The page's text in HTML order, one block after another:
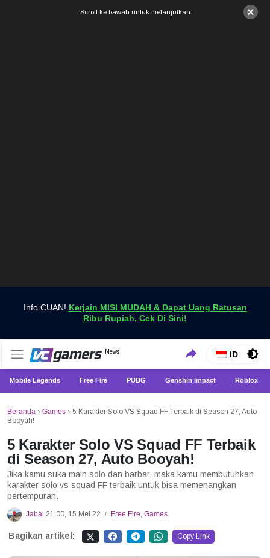
×
Scroll ke bawah untuk melanjutkan
Info CUAN! Kerjain MISI MUDAH & Dapat Uang Ratusan
Ribu Rupiah, Cek Di Sini!
VCGamers News
News
Dapatkan Berita Games Terbaru Hanya di VCGamers
ID
Mobile Legends Free Fire PUBG Genshin Impact Roblox
Beranda › Games › 5 Karakter Solo VS Squad FF Terbaik di Season 27, Auto
Booyah!
5 Karakter Solo VS Squad FF Terbaik
di Season 27, Auto Booyah!
Jika kamu suka main solo dan barbar, maka kamu membutuhkan
karakter solo vs squad FF terbaik untuk bisa memenangkan
pertempuran.
Jabal 21:00, 15 Mei 22 / Free Fire, Games
Bagikan artikel: Copy Link